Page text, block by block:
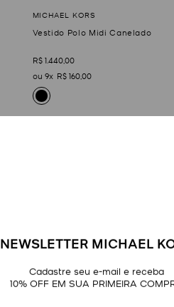
NEWSLETTER MICHAEL
Cadastre seu e-mail e receba
10% OFF EM SUA PRIMEIRA
Vestido Polo Midi Canelado
R$ 1.440,00
9
R$ 160,00